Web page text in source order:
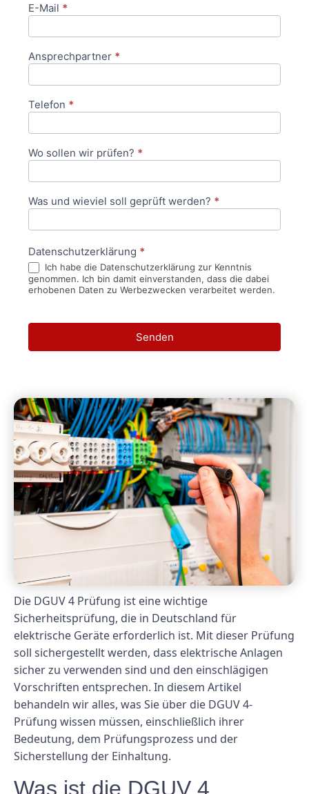
E-Mail *
Ansprechpartner *
Telefon *
Wo sollen wir prüfen? *
Was und wieviel soll geprüft werden? *
Datenschutzerklärung *
Ich habe die Datenschutzerklärung zur Kenntnis
genommen. Ich bin damit einverstanden, dass die dabei
erhobenen Daten zu Werbezwecken verarbeitet werden.
Senden
Die DGUV 4 Prüfung ist eine wichtige
Sicherheitsprüfung, die in Deutschland für
elektrische Geräte erforderlich ist. Mit dieser Prüfung
soll sichergestellt werden, dass elektrische Anlagen
sicher zu verwenden sind und den einschlägigen
Vorschriften entsprechen. In diesem Artikel
behandeln wir alles, was Sie über die DGUV 4-
Prüfung wissen müssen, einschließlich ihrer
Bedeutung, dem Prüfungsprozess und der
Sicherstellung der Einhaltung.
Was ist die DGUV 4